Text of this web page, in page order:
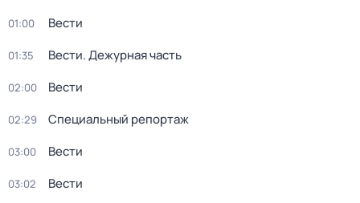
01:00 Вести
01:35 Вести. Дежурная часть
02:00 Вести
02:29 Специальный репортаж
03:00 Вести
03:02 Вести